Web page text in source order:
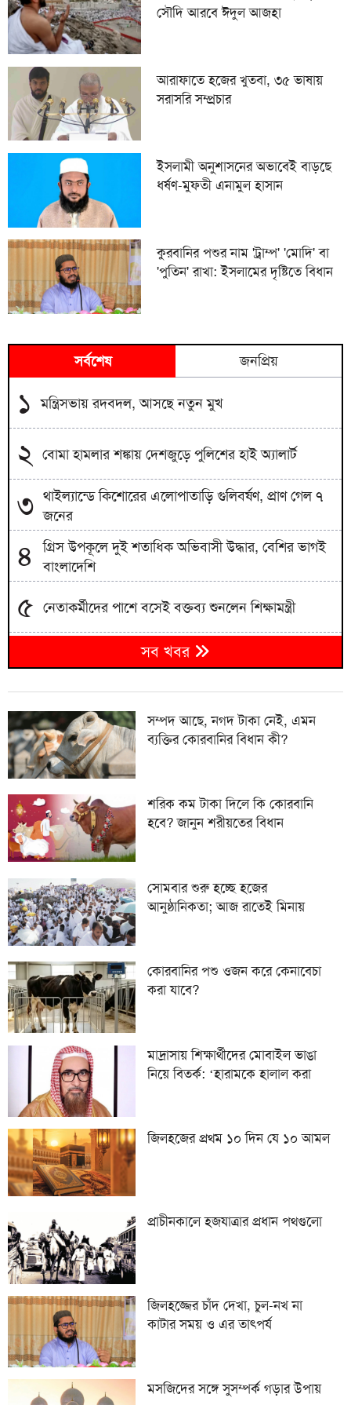
সৌদি আরবে ঈদুল আজহা
আরাফাতে হজের খুতবা, ৩৫ ভাষায়
সরাসরি সম্প্রচার
ইসলামী অনুশাসনের অভাবেই বাড়ছে
ধর্ষণ-মুফতী এনামুল হাসান
কুরবানির পশুর নাম 'ট্রাম্প' 'মোদি' বা
'পুতিন' রাখা: ইসলামের দৃষ্টিতে বিধান
সর্বশেষ জনপ্রিয়
১ মন্ত্রিসভায় রদবদল, আসছে নতুন মুখ
২ বোমা হামলার শঙ্কায় দেশজুড়ে পুলিশের হাই অ্যালার্ট
৩ থাইল্যান্ডে কিশোরের এলোপাতাড়ি গুলিবর্ষণ, প্রাণ গেল ৭
জনের
৪
গ্রিস উপকূলে দুই শতাধিক অভিবাসী উদ্ধার, বেশির ভাগই
বাংলাদেশি
৫ নেতাকর্মীদের পাশে বসেই বক্তব্য শুনলেন শিক্ষামন্ত্রী
সিলেটে ছেলে হত্যার বিচার দেখে যেতে পারেননি পিতা
৭ টাকা হাতিয়ে নিচ্ছে প্রতারক চক্র
৮ প্রধানমন্ত্রী তারেক রহমানের আগমনকে স্বাগত জানিয়ে
বাঁশখালীতে ছাত্রদলের বর্ণাঢ্য আনন্দ র‍্যালি
৯ হবিগঞ্জে বিজিবির পৃথক অভিযানে প্রায় ১ কোটি টাকার
ভারতীয় পণ্য ও কাভার্ডভ্যান জব্দ
১০ পাকিস্তানি যুবক ও বাংলাদেশি তরুণীর ‘স্মরণীয়’ বিয়ে
সব খবর
সম্পদ আছে, নগদ টাকা নেই, এমন
ব্যক্তির কোরবানির বিধান কী?
শরিক কম টাকা দিলে কি কোরবানি
হবে? জানুন শরীয়তের বিধান
সোমবার শুরু হচ্ছে হজের
আনুষ্ঠানিকতা; আজ রাতেই মিনায়
কোরবানির পশু ওজন করে কেনাবেচা
করা যাবে?
মাদ্রাসায় শিক্ষার্থীদের মোবাইল ভাঙা
নিয়ে বিতর্ক: ‘হারামকে হালাল করা
জিলহজের প্রথম ১০ দিন যে ১০ আমল
প্রাচীনকালে হজযাত্রার প্রধান পথগুলো
জিলহজ্জের চাঁদ দেখা, চুল-নখ না
কাটার সময় ও এর তাৎপর্য
মসজিদের সঙ্গে সুসম্পর্ক গড়ার উপায়